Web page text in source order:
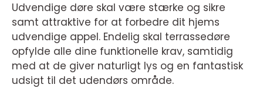
Udvendige døre skal være stærke og sikre
samt attraktive for at forbedre dit hjems
udvendige appel. Endelig skal terrassedøre
opfylde alle dine funktionelle krav, samtidig
med at de giver naturligt lys og en fantastisk
udsigt til det udendørs område.